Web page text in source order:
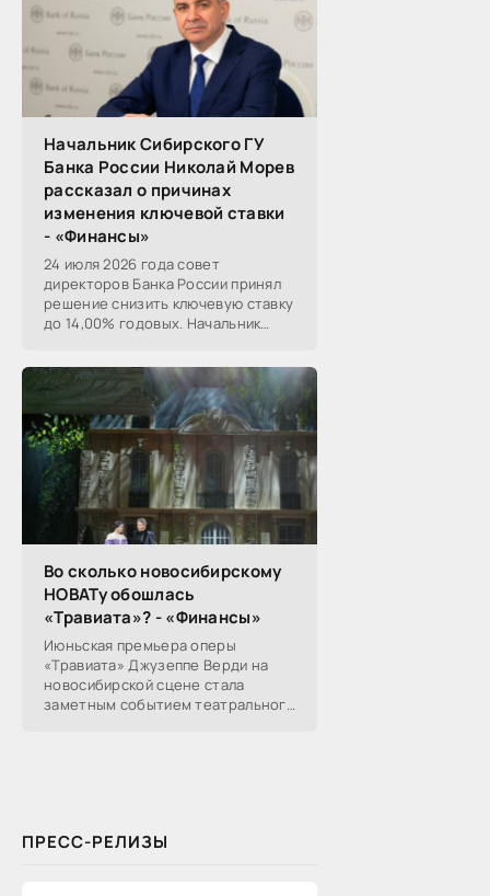
Начальник Сибирского ГУ
Банка России Николай Морев
рассказал о причинах
изменения ключевой ставки
- «Финансы»
24 июля 2026 года совет
директоров Банка России принял
решение снизить ключевую ставку
до 14,00% годовых. Начальник
Николай Морев
прокомментировал...
Во сколько новосибирскому
НОВАТу обошлась
«Травиата»? - «Финансы»
Июньская премьера оперы
«Травиата» Джузеппе Верди на
новосибирской сцене стала
заметным событием театрального
ПРЕСС-РЕЛИЗЫ